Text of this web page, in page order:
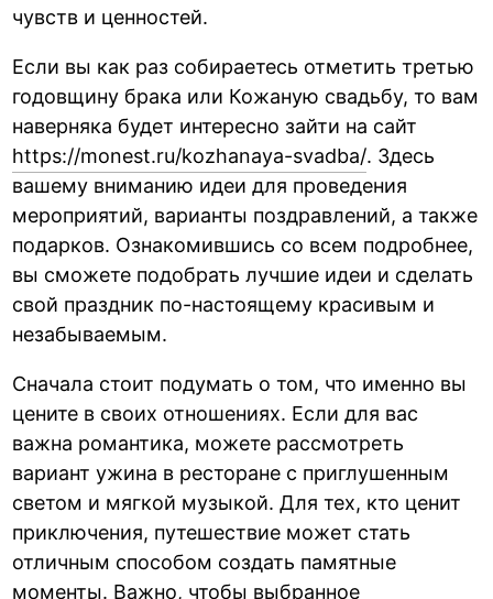
чувств и ценностей.
Если вы как раз собираетесь отметить третью
годовщину брака или Кожаную свадьбу, то вам
наверняка будет интересно зайти на сайт
https://monest.ru/kozhanaya-svadba/. Здесь
вашему вниманию идеи для проведения
мероприятий, варианты поздравлений, а также
подарков. Ознакомившись со всем подробнее,
вы сможете подобрать лучшие идеи и сделать
свой праздник по-настоящему красивым и
незабываемым.
Сначала стоит подумать о том, что именно вы
цените в своих отношениях. Если для вас
важна романтика, можете рассмотреть
вариант ужина в ресторане с приглушенным
светом и мягкой музыкой. Для тех, кто ценит
приключения, путешествие может стать
отличным способом создать памятные
моменты. Важно, чтобы выбранное